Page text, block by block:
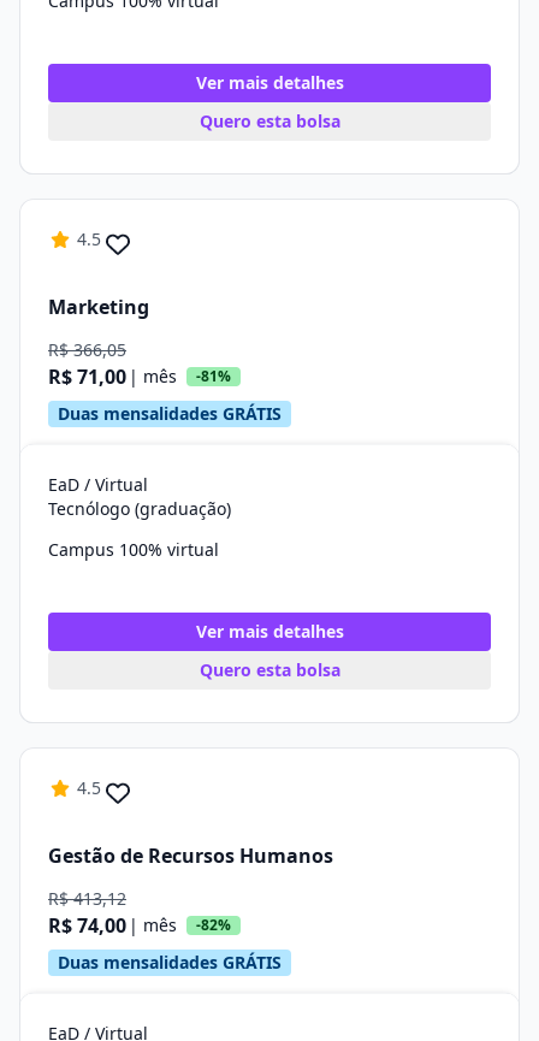
Ver mais detalhes
Quero esta bolsa
4.5
Marketing
R$ 366,05
R$ 71,00 | mês -81%
Duas mensalidades GRÁTIS
EaD / Virtual
Tecnólogo (graduação)
Campus 100% virtual
Ver mais detalhes
Quero esta bolsa
4.5
Gestão de Recursos Humanos
R$ 413,12
R$ 74,00 | mês -82%
Duas mensalidades GRÁTIS
EaD / Virtual